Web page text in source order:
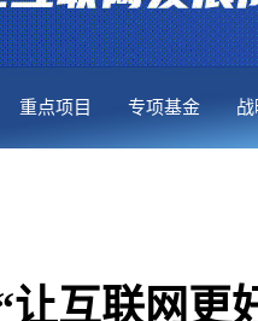
重点项目 专项基金
让互联网更